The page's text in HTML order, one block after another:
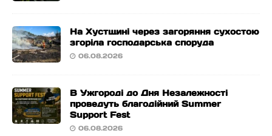
На Хустщині через загоряння сухостою
згоріла господарська споруда
06.08.2026
В Ужгороді до Дня Незалежності
проведуть благодійний Summer
Support Fest
06.08.2026